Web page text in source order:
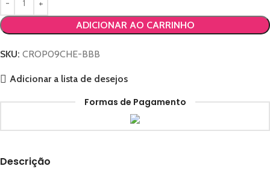
ADICIONAR AO CARRINHO
SKU: CROP09CHE-BBB
Adicionar a lista de desejos
Formas de Pagamento
Descrição